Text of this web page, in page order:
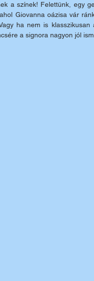
a színek! Felettünk, egy
Giovanna oázisa vár
ha nem is
a signora nagyon jól